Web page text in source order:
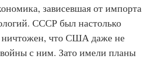
зависевшая от импорта
СССР был настолько
ничтожен, что США даже не
с ним. Зато имели планы